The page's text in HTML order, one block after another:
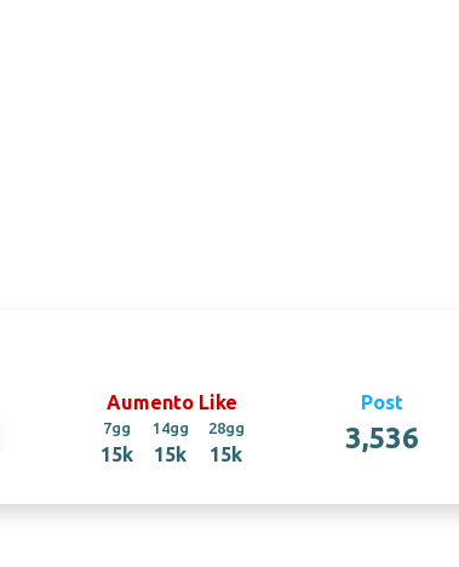
Aumento Like
7gg
15k
14gg
15k
28gg
15k
Post
3,536